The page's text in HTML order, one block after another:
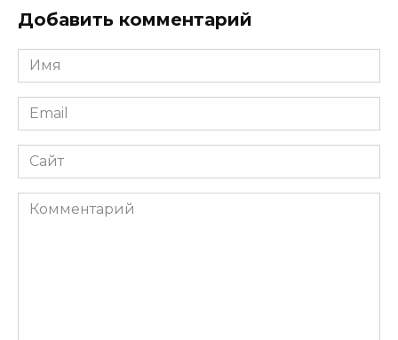
Добавить комментарий
Имя
*
Email
*
Сайт
Комментарий